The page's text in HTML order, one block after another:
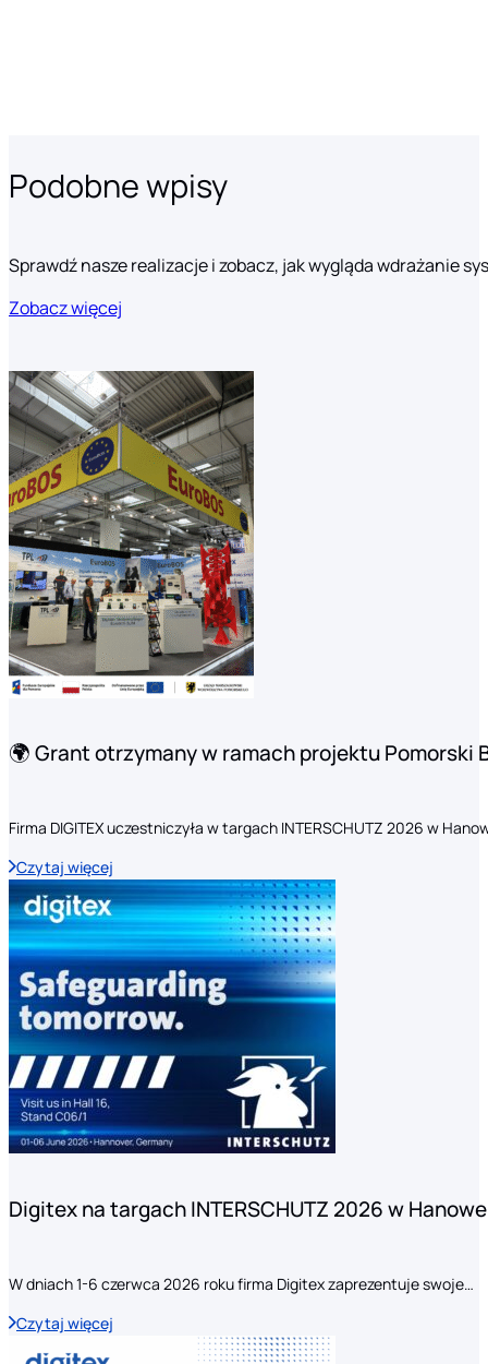
Podobne wpisy
Sprawdź nasze realizacje i zobacz, jak wygląda wdrażanie
Zobacz więcej
🌍 Grant otrzymany w ramach projektu Pomorski
Firma DIGITEX uczestniczyła w targach INTERSCHUTZ 2026 w
Czytaj więcej
Digitex na targach INTERSCHUTZ 2026 w
W dniach 1-6 czerwca 2026 roku firma Digitex zaprezentuje swoje…
Czytaj więcej